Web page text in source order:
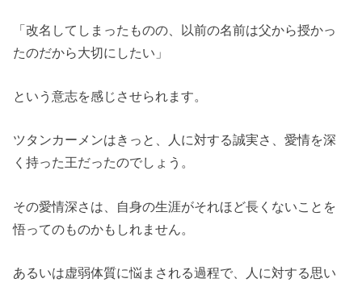
「改名してしまったものの、以前の名前は父から授かっ
たのだから大切にしたい」
という意志を感じさせられます。
ツタンカーメンはきっと、人に対する誠実さ、愛情を深
く持った王だったのでしょう。
その愛情深さは、自身の生涯がそれほど長くないことを
悟ってのものかもしれません。
あるいは虚弱体質に悩まされる過程で、人に対する思い